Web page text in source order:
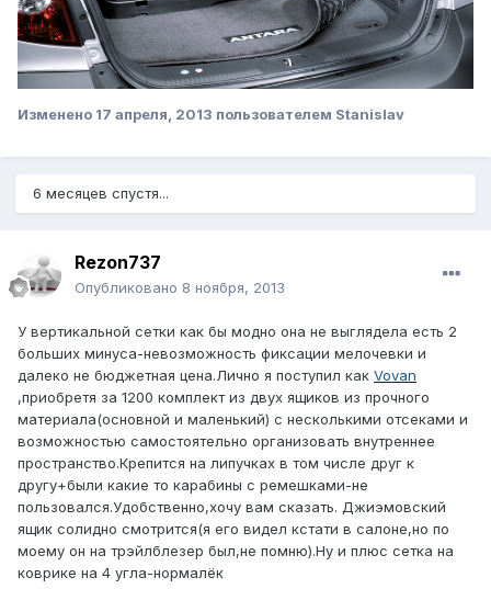
Изменено 17 апреля, 2013 пользователем Stanislav
6 месяцев спустя...
Rezon737
Опубликовано 8 ноября, 2013
У вертикальной сетки как бы модно она не выглядела есть 2
больших минуса-невозможность фиксации мелочевки и
далеко не бюджетная цена.Лично я поступил как Vovan
,приобретя за 1200 комплект из двух ящиков из прочного
материала(основной и маленький) с несколькими отсеками и
возможностью самостоятельно организовать внутреннее
пространство.Крепится на липучках в том числе друг к
другу+были какие то карабины с ремешками-не
пользовался.Удобственно,хочу вам сказать. Джиэмовский
ящик солидно смотрится(я его видел кстати в салоне,но по
моему он на трэйлблезер был,не помню).Ну и плюс сетка на
коврике на 4 угла-нормалёк